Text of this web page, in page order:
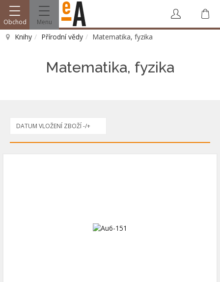
Obchod Menu
Knihy Přírodní vědy Matematika, fyzika
Matematika, fyzika
DATUM VLOŽENÍ ZBOŽÍ -/+